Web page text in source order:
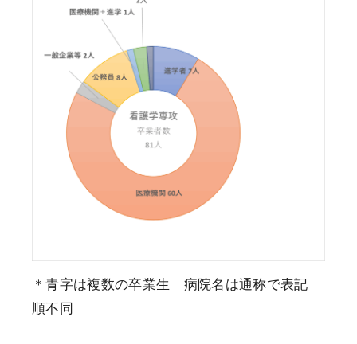
＊青字は複数の卒業生 病院名は通称で表記
順不同